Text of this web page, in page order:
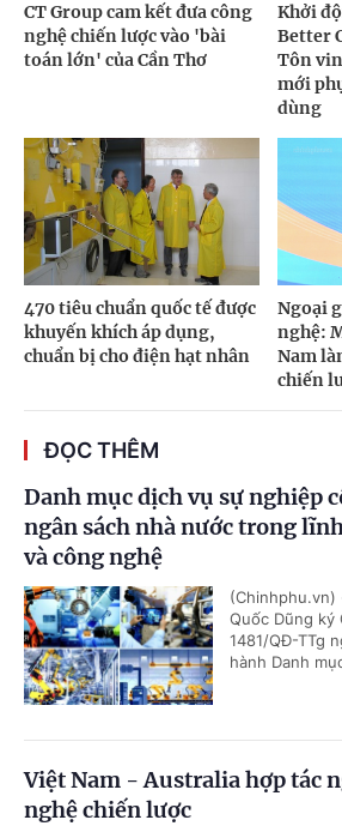
CT Group cam kết đưa công
nghệ chiến lược vào 'bài
toán lớn' của Cần Thơ
Khởi
Better
Tôn
mới
dùng
470 tiêu chuẩn quốc tế được
khuyến khích áp dụng,
chuẩn bị cho điện hạt nhân
Ngoại
nghệ:
Nam
chiến
ĐỌC THÊM
Danh mục dịch vụ sự nghiệp
ngân sách nhà nước trong
và công nghệ
Quốc Dũng ký
1481/QĐ-TTg
hành Danh
Việt Nam - Australia hợp tác
nghệ chiến lược